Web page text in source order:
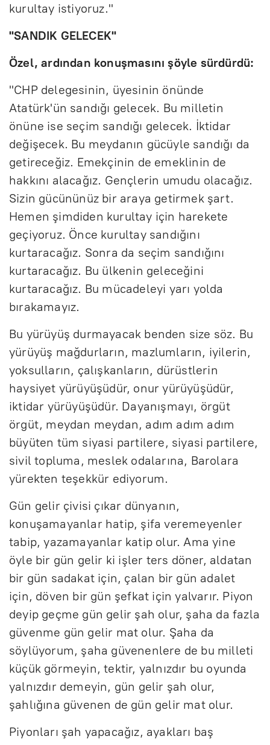
kurultay istiyoruz."
"SANDIK GELECEK"
Özel, ardından konuşmasını şöyle sürdürdü:
"CHP delegesinin, üyesinin önünde
Atatürk'ün sandığı gelecek. Bu milletin
önüne ise seçim sandığı gelecek. İktidar
değişecek. Bu meydanın gücüyle sandığı da
getireceğiz. Emekçinin de emeklinin de
hakkını alacağız. Gençlerin umudu olacağız.
Sizin gücününüz bir araya getirmek şart.
Hemen şimdiden kurultay için harekete
geçiyoruz. Önce kurultay sandığını
kurtaracağız. Sonra da seçim sandığını
kurtaracağız. Bu ülkenin geleceğini
kurtaracağız. Bu mücadeleyi yarı yolda
bırakamayız.
Bu yürüyüş durmayacak benden size söz. Bu
yürüyüş mağdurların, mazlumların, iyilerin,
yoksulların, çalışkanların, dürüstlerin
haysiyet yürüyüşüdür, onur yürüyüşüdür,
iktidar yürüyüşüdür. Dayanışmayı, örgüt
örgüt, meydan meydan, adım adım adım
büyüten tüm siyasi partilere, siyasi partilere,
sivil topluma, meslek odalarına, Barolara
yürekten teşekkür ediyorum.
Gün gelir çivisi çıkar dünyanın,
konuşamayanlar hatip, şifa veremeyenler
tabip, yazamayanlar katip olur. Ama yine
öyle bir gün gelir ki işler ters döner, aldatan
bir gün sadakat için, çalan bir gün adalet
için, döven bir gün şefkat için yalvarır. Piyon
deyip geçme gün gelir şah olur, şaha da fazla
güvenme gün gelir mat olur. Şaha da
söylüyorum, şaha güvenenlere de bu milleti
küçük görmeyin, tektir, yalnızdır bu oyunda
yalnızdır demeyin, gün gelir şah olur,
şahlığına güvenen de gün gelir mat olur.
Piyonları şah yapacağız, ayakları baş